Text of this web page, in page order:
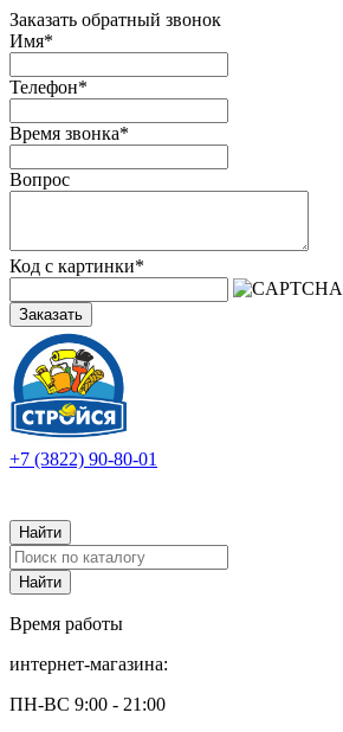
Заказать обратный звонок
Имя*
Телефон*
Время звонка*
Вопрос
Код с картинки*
Заказать
+7 (3822) 90-80-01
Время работы
интернет-магазина:
ПН-ВС 9:00 - 21:00